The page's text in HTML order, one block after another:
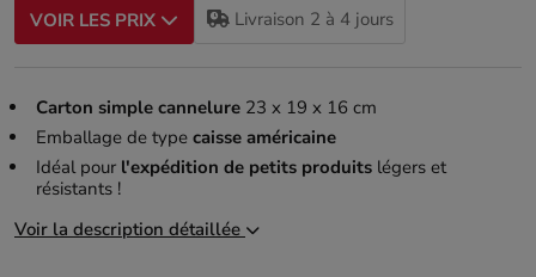
VOIR LES PRIX Livraison 2 à 4 jours
Carton simple cannelure 23 x 19 x 16 cm
Emballage de type caisse américaine
Idéal pour l'expédition de petits produitslégers et
résistants !
Voir la description détaillée